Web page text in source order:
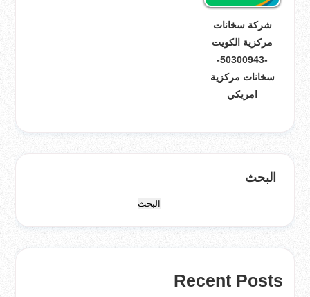
شركة سخانات
مركزية الكويت
-50300943-
سخانات مركزية
امريكي
البحث
البحث
Recent Posts